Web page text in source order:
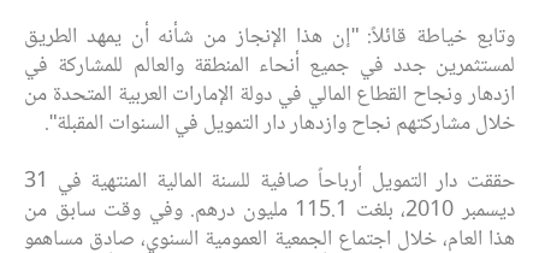
وتابع خياطة قائلاً: "إن هذا الإنجاز من شأنه أن يمهد الطريق
لمستثمرين جدد في جميع ‏أنحاء المنطقة والعالم للمشاركة في
ازدهار ونجاح القطاع المالي في دولة الإمارات العربية ‏المتحدة من
خلال مشاركتهم نجاح وازدهار دار التمويل في السنوات المقبلة".‏
حققت دار التمويل أرباحاً صافية للسنة المالية المنتهية في 31
ديسمبر 2010، بلغت 115.1 ‏مليون درهم. وفي وقت سابق من
هذا العام، خلال اجتماع الجمعية العمومية السنوي، صادق ‏مساهمو